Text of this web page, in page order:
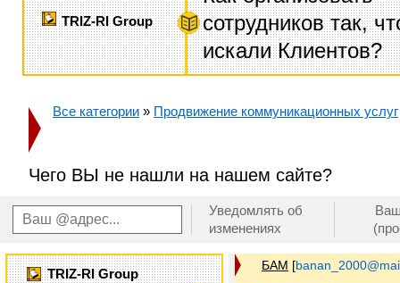
TRIZ-RI Group
сотрудников так,
искали Клиентов?
Все категории » Продвижение коммуникационных услуг
Чего ВЫ не нашли на нашем сайте?
Уведомлять об
изменениях
TRIZ-RI Group
БАМ [